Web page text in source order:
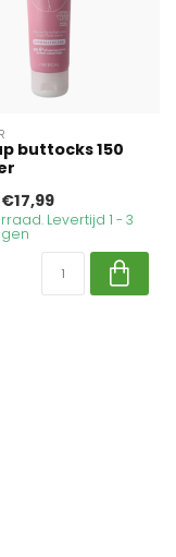
buttocks 150
€17,99
Levertijd 1 - 3